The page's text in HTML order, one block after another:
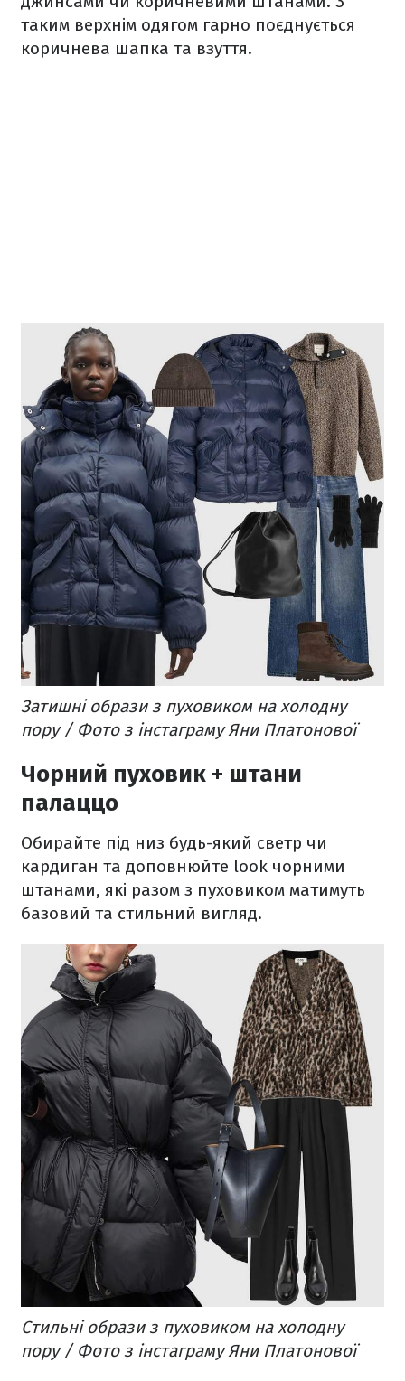
таким верхнім одягом гарно поєднується
коричнева шапка та взуття.
Затишні образи з пуховиком на холодну
пору / Фото з інстаграму Яни Платонової
Чорний пуховик + штани
палаццо
Обирайте під низ будь-який светр чи
кардиган та доповнюйте look чорними
штанами, які разом з пуховиком матимуть
базовий та стильний вигляд.
Стильні образи з пуховиком на холодну
пору / Фото з інстаграму Яни Платонової